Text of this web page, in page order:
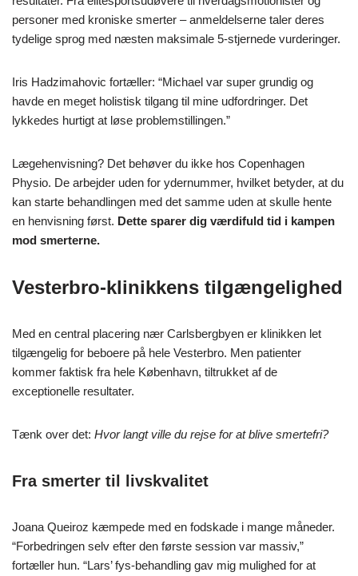
personer med kroniske smerter – anmeldelserne taler deres
tydelige sprog med næsten maksimale 5-stjernede vurderinger.
Iris Hadzimahovic fortæller: “Michael var super grundig og
havde en meget holistisk tilgang til mine udfordringer. Det
lykkedes hurtigt at løse problemstillingen.”
Lægehenvisning? Det behøver du ikke hos Copenhagen
Physio. De arbejder uden for ydernummer, hvilket betyder, at du
kan starte behandlingen med det samme uden at skulle hente
en henvisning først. Dette sparer dig værdifuld tid i kampen
mod smerterne.
Vesterbro-klinikkens tilgængelighed
Med en central placering nær Carlsbergbyen er klinikken let
tilgængelig for beboere på hele Vesterbro. Men patienter
kommer faktisk fra hele København, tiltrukket af de
exceptionelle resultater.
Tænk over det: Hvor langt ville du rejse for at blive smertefri?
Fra smerter til livskvalitet
Joana Queiroz kæmpede med en fodskade i mange måneder.
“Forbedringen selv efter den første session var massiv,”
fortæller hun. “Lars’ fys-behandling gav mig mulighed for at